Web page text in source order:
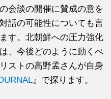
会談の開催に賛成の意を
話の可能性についても言
す。北朝鮮への圧力強化
、今後どのように動くべ
ストの高野孟さんが自身
』で探ります。